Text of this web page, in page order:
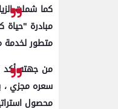
كما شملت
مبادرة
متطور لخدمة
من جهته أكد